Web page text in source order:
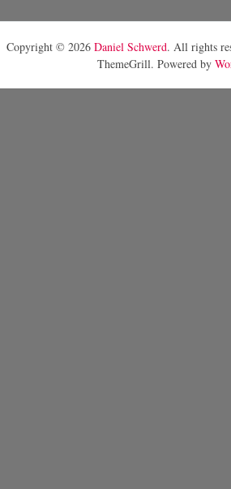
Copyright © 2026 Daniel Schwerd. All rights
ThemeGrill. Powered by